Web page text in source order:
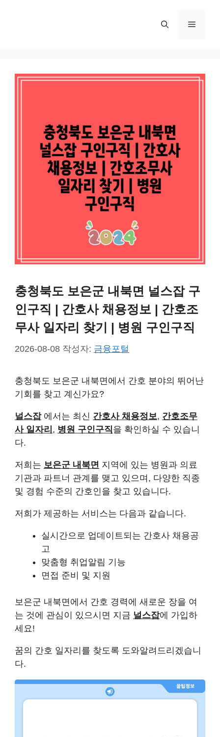
메
충청북도 보은군 내북면 널스잡 구
인구직 | 간호사 채용정보 | 간호조
무사 일자리 찾기 | 병원 구인구직
2026-08-08 작성자: 금융포털
충청북도 보은군 내북면에서 간호 분야의 뛰어난
기회를 찾고 계신가요?
널스잡에서는 최신 간호사 채용정보, 간호조무
사 일자리 , 병원 구인구직을 확인하실 수 있습니
다.
저희는 보은군 내북면 지역에 있는 병원과 의료
기관과 파트너 관계를 맺고 있으며, 다양한 직종
및 경험 수준의 간호인을 찾고 있습니다.
저희가 제공하는 서비스는 다음과 같습니다.
실시간으로 업데이트되는 간호사 채용공
고
맞춤형 취업알림 기능
면접 준비 및 지원
보은군 내북면에서 간호 경력에 새로운 장을 여
는 것에 관심이 있으시면 지금 널스잡에 가입하
세요!
꿈의 간호 일자리를 찾도록 도와알려드리겠습니
다.